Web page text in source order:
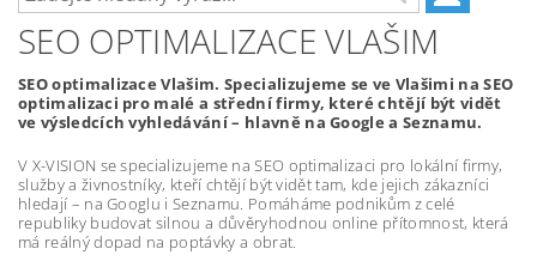
SEO OPTIMALIZACE VLAŠIM
SEO optimalizace Vlašim. Specializujeme se ve Vlašimi na SEO
optimalizaci pro malé a střední firmy, které chtějí být vidět
ve výsledcích vyhledávání – hlavně na Google a Seznamu.
V X-VISION se specializujeme na SEO optimalizaci pro lokální firmy,
služby a živnostníky, kteří chtějí být vidět tam, kde jejich zákazníci
hledají – na Googlu i Seznamu. Pomáháme podnikům z celé
republiky budovat silnou a důvěryhodnou online přítomnost, která
má reálný dopad na poptávky a obrat.